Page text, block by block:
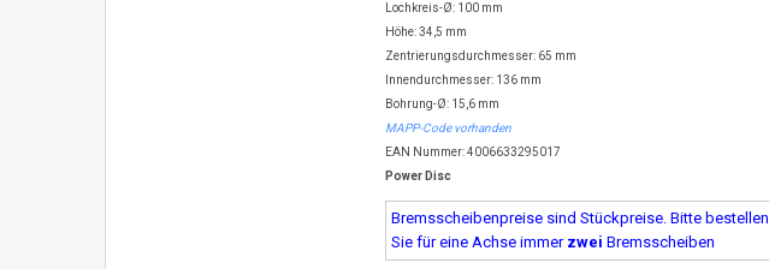
Lochkreis-Ø: 100 mm
Höhe: 34,5 mm
Zentrierungsdurchmesser: 65 mm
Innendurchmesser: 136 mm
Bohrung-Ø: 15,6 mm
MAPP-Code vorhanden
EAN Nummer: 4006633295017
Power Disc
Bremsscheibenpreise sind Stückpreise. Bitte bestellen
Sie für eine Achse immer zwei Bremsscheiben